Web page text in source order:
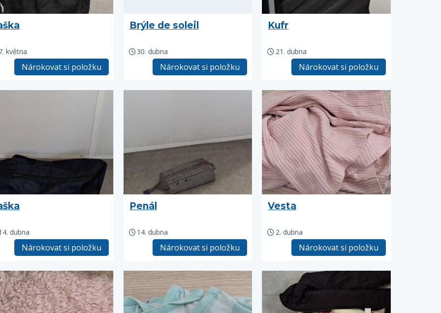
května
Nárokovat si položku
Brýle de soleil
30. dubna
Nárokovat si položku
Kufr
21. dubna
Nárokovat si položku
dubna
Nárokovat si položku
Penál
14. dubna
Nárokovat si položku
Vesta
2. dubna
Nárokovat si položku